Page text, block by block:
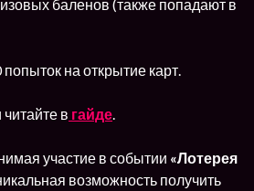
баленов (также попадают в
попыток на открытие карт.
в гайде
участие в событии «Лотерея
возможность получить